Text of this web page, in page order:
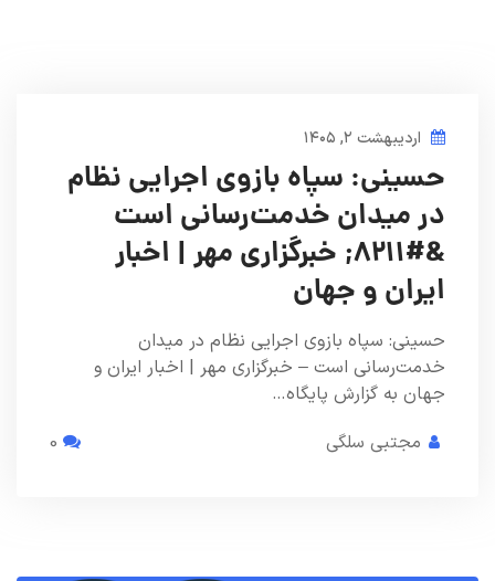
اردیبهشت ۲, ۱۴۰۵
حسینی: سپاه بازوی اجرایی نظام
در میدان خدمت‌رسانی است
&#۸۲۱۱; خبرگزاری مهر | اخبار
ایران و جهان
حسینی: سپاه بازوی اجرایی نظام در میدان
خدمت‌رسانی است – خبرگزاری مهر | اخبار ایران و
جهان به گزارش پایگاه…
مجتبی سلگی